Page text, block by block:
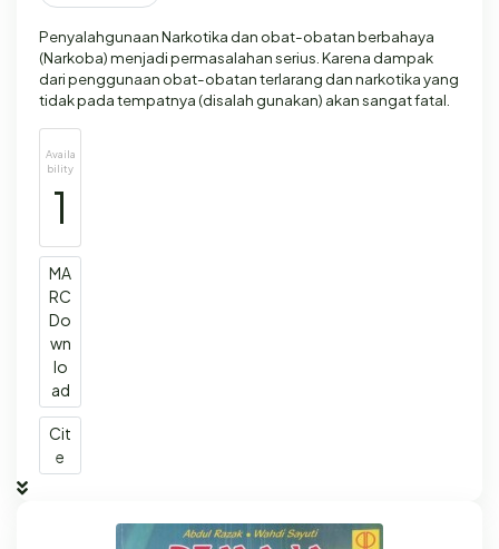
Penyalahgunaan Narkotika dan obat-obatan berbahaya
(Narkoba) menjadi permasalahan serius. Karena dampak
dari penggunaan obat-obatan terlarang dan narkotika yang
tidak pada tempatnya (disalah gunakan) akan sangat fatal.
Availa
bility
1
MA
RC
Do
wn
lo
ad
Cit
e